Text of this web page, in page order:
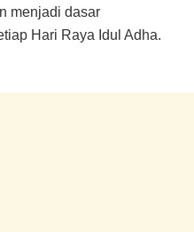
menjadi dasar
Hari Raya Idul Adha.